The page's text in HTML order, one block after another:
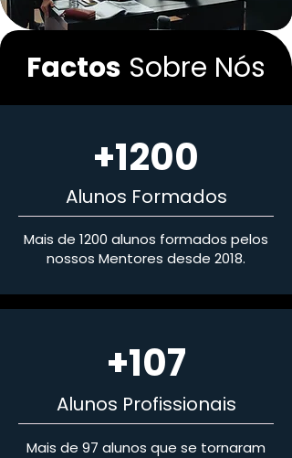
Factos Sobre Nós
+1200
Alunos Formados
Mais de 1200 alunos formados pelos
nossos Mentores desde 2018​.
+107
Alunos Profissionais
Mais de 97 alunos que se tornaram